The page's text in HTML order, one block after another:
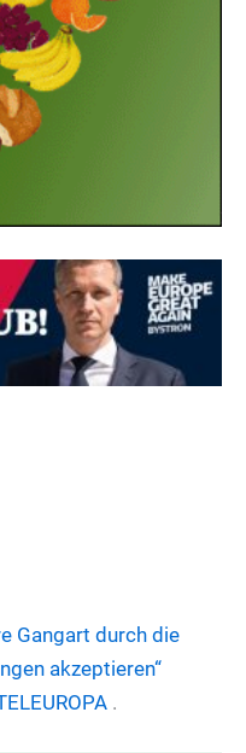
Gangart durch die
akzeptieren“
.